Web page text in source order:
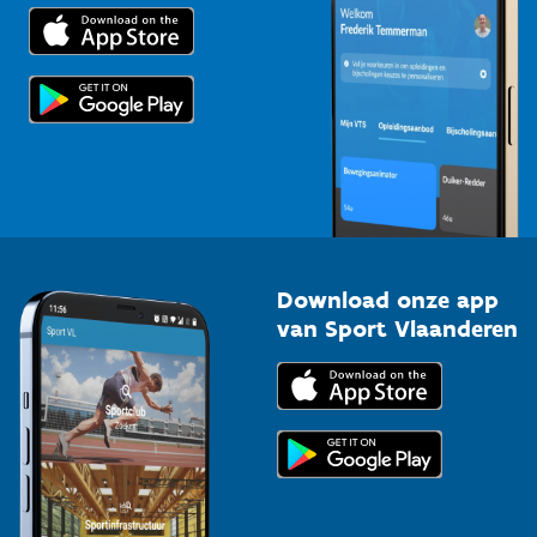
Trainers en begeleiders
Topsporters
Voor de pers
Download onze app
van Sport Vlaanderen